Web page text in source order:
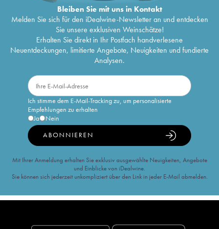
Bleiben Sie mit uns in Kontakt
Melden Sie sich für den iDealwine-Newsletter an und entdecken
Sie unsere exklusiven Weinschätze!
Erhalten Sie direkt in Ihr Postfach handverlesene
Neuentdeckungen, limitierte Angebote, Neuigkeiten und fundierte
Analysen.
Ich stimme dem E-Mail-Tracking zu, um personalisierte
Empfehlungen zu erhalten
Ja
Nein
ABONNIEREN
Mit Ihrer Anmeldung erhalten Sie exklusiv ausgewählte Neuigkeiten, Angebote
und Einblicke von iDealwine.
Sie können sich jederzeit unkompliziert über den Link in jeder E-Mail abmelden.